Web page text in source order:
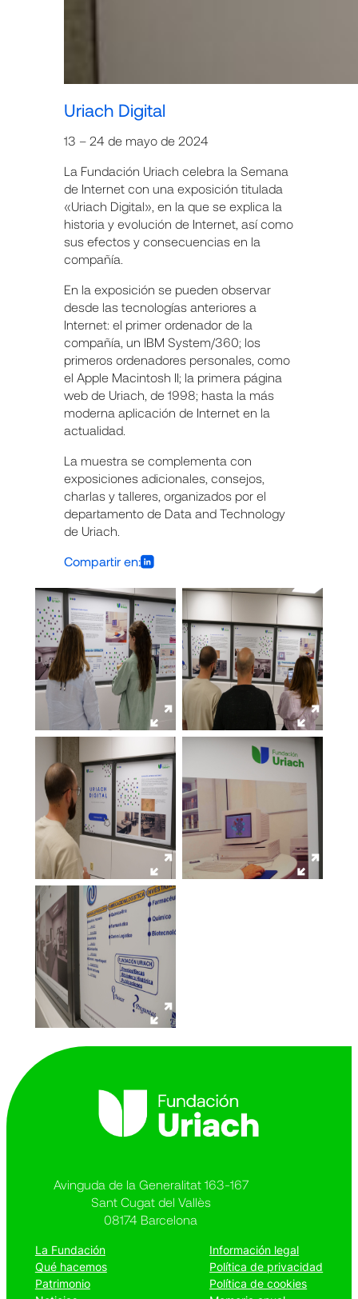
Uriach Digital
13 – 24 de mayo de 2024
La Fundación Uriach celebra la Semana
de Internet con una exposición titulada
«Uriach Digital», en la que se explica la
historia y evolución de Internet, así como
sus efectos y consecuencias en la
compañía.
En la exposición se pueden observar
desde las tecnologías anteriores a
Internet: el primer ordenador de la
compañía, un IBM System/360; los
primeros ordenadores personales, como
el Apple Macintosh II; la primera página
web de Uriach, de 1998; hasta la más
moderna aplicación de Internet en la
actualidad.
La muestra se complementa con
exposiciones adicionales, consejos,
charlas y talleres, organizados por el
departamento de Data and Technology
de Uriach.
Compartir en:
Avinguda de la Generalitat 163-167
Sant Cugat del Vallès
08174 Barcelona
La Fundación
Qué hacemos
Patrimonio
Información legal
Política de privacidad
Política de cookies